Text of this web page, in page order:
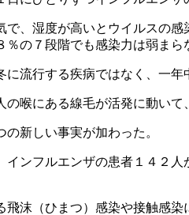
で、湿度が高いとウイルスの
の７段階でも感染力は弱まら
流行する疾病ではなく、一
喉にある線毛が活発に動い
新しい事実が加わった。
インフルエンザの患者１４２
沫（ひまつ）感染や接触感